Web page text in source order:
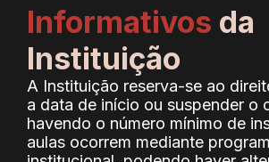
Informativos da
Instituição
A Instituição reserva-se ao
a data de início ou suspender o
havendo o número mínimo de
aulas ocorrem mediante